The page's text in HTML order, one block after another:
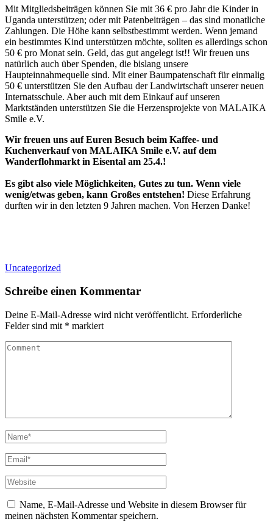
Mit Mitgliedsbeiträgen können Sie mit 36 € pro Jahr die Kinder in
Uganda unterstützen; oder mit Patenbeiträgen – das sind monatliche
Zahlungen. Die Höhe kann selbstbestimmt werden. Wenn jemand
ein bestimmtes Kind unterstützen möchte, sollten es allerdings schon
50 € pro Monat sein. Geld, das gut angelegt ist!! Wir freuen uns
natürlich auch über Spenden, die bislang unsere
Haupteinnahmequelle sind. Mit einer Baumpatenschaft für einmalig
50 € unterstützen Sie den Aufbau der Landwirtschaft unserer neuen
Internatsschule. Aber auch mit dem Einkauf auf unseren
Marktständen unterstützen Sie die Herzensprojekte von MALAIKA
Smile e.V.
Wir freuen uns auf Euren Besuch beim Kaffee- und
Kuchenverkauf von MALAIKA Smile e.V. auf dem
Wanderflohmarkt in Eisental am 25.4.!
Es gibt also viele Möglichkeiten, Gutes zu tun. Wenn viele
wenig/etwas geben, kann Großes entstehen! Diese Erfahrung
durften wir in den letzten 9 Jahren machen. Von Herzen Danke!
Uncategorized
Schreibe einen Kommentar
Deine E-Mail-Adresse wird nicht veröffentlicht. Erforderliche
Felder sind mit * markiert
Name, E-Mail-Adresse und Website in diesem Browser für
meinen nächsten Kommentar speichern.